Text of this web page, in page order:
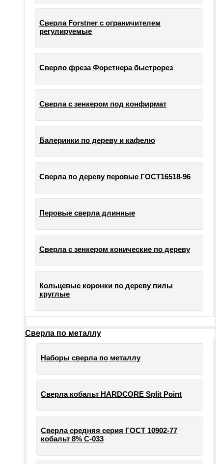
Сверла Forstner с ограничителем
регулируемые
Сверло фреза Форстнера быстрорез
Сверла с зенкером под конфирмат
Балеринки по дереву и кафелю
Сверла по дереву перовые ГОСТ16518-96
Перовые сверла длинные
Сверла с зенкером конические по дереву
Кольцевые коронки по дереву пилы
круглые
Сверла по металлу
Наборы сверла по металлу
Сверла кобальт HARDCORE Split Point
Сверла средняя серия ГОСТ 10902-77
кобальт 8% С-033